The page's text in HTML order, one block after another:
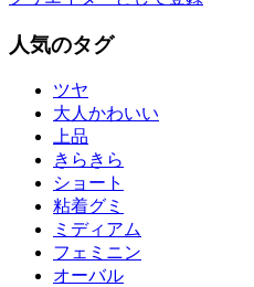
人気のタグ
ツヤ
大人かわいい
上品
きらきら
ショート
粘着グミ
ミディアム
フェミニン
オーバル